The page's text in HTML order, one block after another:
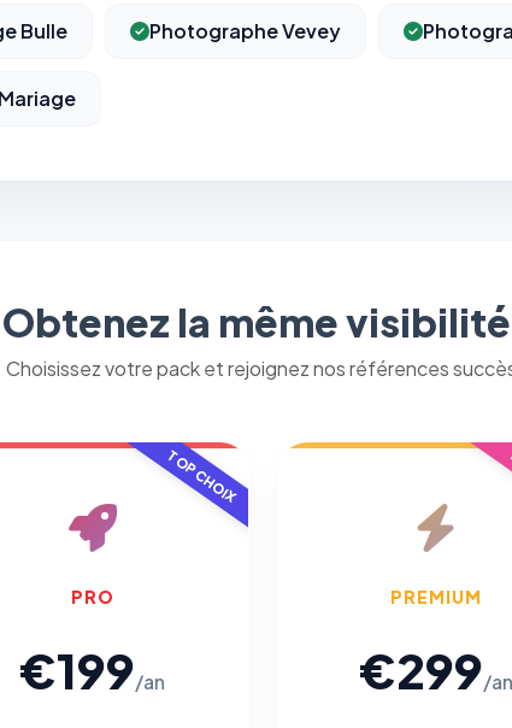
Bulle Photographe Vevey
Obtenez la même
Choisissez votre pack et rejoignez nos références
TOP CHOIX
PRO
€199/an
PREMIUM
€299/an
Nous aident à comprendre comment vous utilisez le site
Cookies marketing
Permettent d'afficher des publicités pertinentes et de
mesurer l'efficacité de nos campagnes (Google Ads,
votre navigation.
Traceurs des courriels